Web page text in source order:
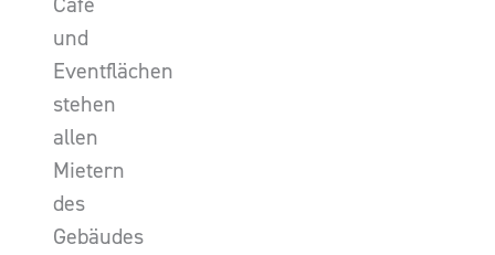
und
Eventflächen
stehen
allen
Mietern
des
Gebäudes